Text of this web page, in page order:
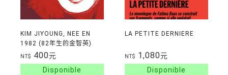
KIM JIYOUNG, NEE EN
1982 (82年生的金智英)
(LITTERATURE
COREENNE)
NT$ 400元
LA PETITE DERNIERE
NT$ 1,080元